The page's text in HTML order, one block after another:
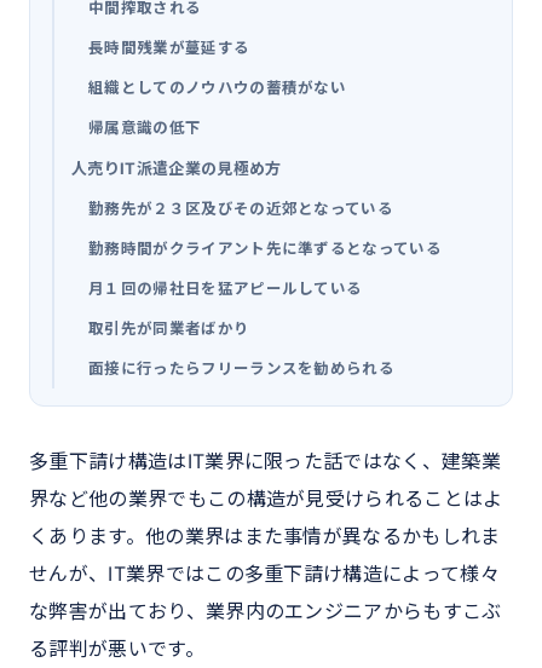
中間搾取される
長時間残業が蔓延する
組織としてのノウハウの蓄積がない
帰属意識の低下
人売りIT派遣企業の見極め方
勤務先が２３区及びその近郊となっている
勤務時間がクライアント先に準ずるとなっている
月１回の帰社日を猛アピールしている
取引先が同業者ばかり
面接に行ったらフリーランスを勧められる
多重下請け構造はIT業界に限った話ではなく、建築業
界など他の業界でもこの構造が見受けられることはよ
くあります。他の業界はまた事情が異なるかもしれま
せんが、IT業界ではこの多重下請け構造によって様々
な弊害が出ており、業界内のエンジニアからもすこぶ
る評判が悪いです。